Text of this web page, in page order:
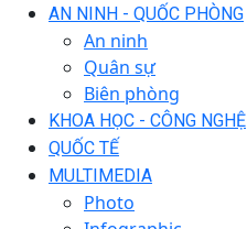
AN NINH - QUỐC PHÒNG
An ninh
Quân sự
Biên phòng
KHOA HỌC - CÔNG NGHỆ
QUỐC TẾ
MULTIMEDIA
Photo